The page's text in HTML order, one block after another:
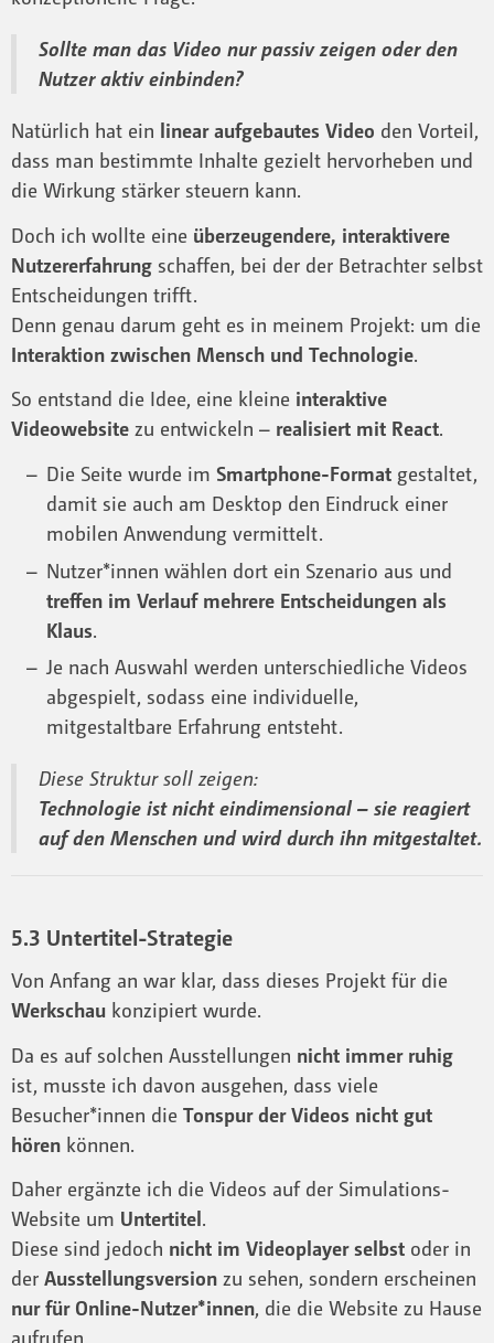
Sollte man das Video nur passiv zeigen oder den
Nutzer aktiv einbinden?
Natürlich hat ein linear aufgebautes Video den Vorteil,
dass man bestimmte Inhalte gezielt hervorheben und
die Wirkung stärker steuern kann.
Doch ich wollte eine überzeugendere, interaktivere
Nutzererfahrung schaffen, bei der der Betrachter selbst
Entscheidungen trifft.
Denn genau darum geht es in meinem Projekt: um die
Interaktion zwischen Mensch und Technologie.
So entstand die Idee, eine kleine interaktive
Videowebsite zu entwickeln – realisiert mit React.
Die Seite wurde im Smartphone-Formatgestaltet,
damit sie auch am Desktop den Eindruck einer
mobilen Anwendung vermittelt.
Nutzer*innen wählen dort ein Szenario aus und
treffen im Verlauf mehrere Entscheidungen als
Klaus.
Je nach Auswahl werden unterschiedliche Videos
abgespielt, sodass eine individuelle,
mitgestaltbare Erfahrung entsteht.
Diese Struktur soll zeigen:
Technologie ist nicht eindimensional – sie reagiert
auf den Menschen und wird durch ihn mitgestaltet.
5.3 Untertitel-Strategie
Von Anfang an war klar, dass dieses Projekt für die
Werkschau konzipiert wurde.
Da es auf solchen Ausstellungen nicht immer ruhig
ist, musste ich davon ausgehen, dass viele
Besucher*innen die Tonspur der Videos nicht gut
hören können.
Daher ergänzte ich die Videos auf der Simulations-
Website um Untertitel.
Diese sind jedoch nicht im Videoplayer selbst oder in
der Ausstellungsversion zu sehen, sondern erscheinen
nur für Online-Nutzer*innen, die die Website zu Hause
aufrufen.